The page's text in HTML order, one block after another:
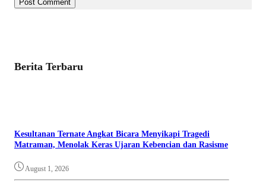
Berita Terbaru
Kesultanan Ternate Angkat Bicara Menyikapi Tragedi
Matraman, Menolak Keras Ujaran Kebencian dan Rasisme
August 1, 2026